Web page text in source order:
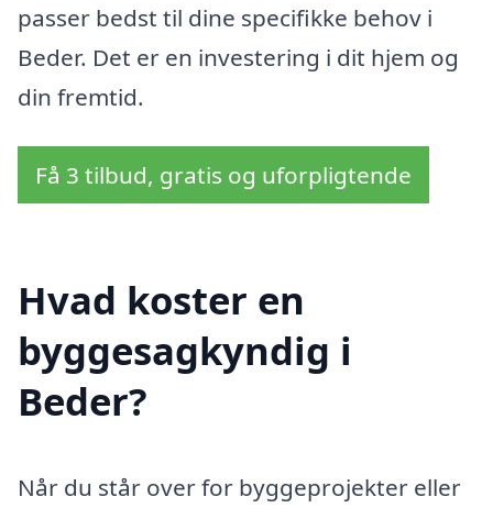
passer bedst til dine specifikke behov i
Beder. Det er en investering i dit hjem og
din fremtid.
Få 3 tilbud, gratis og uforpligtende
Hvad koster en
byggesagkyndig i
Beder?
Når du står over for byggeprojekter eller